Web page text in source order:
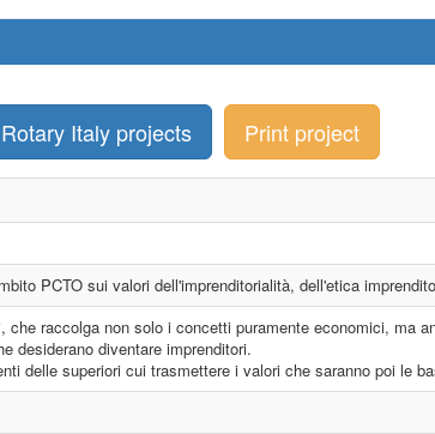
Italy projects Print project
PCTO sui valori dell'imprenditorialità, dell'etica
raccolga non solo i concetti puramente economici, ma
desiderano diventare imprenditori.
delle superiori cui trasmettere i valori che saranno poi le